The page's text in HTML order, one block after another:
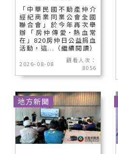
「中華民國不動產仲介
經紀商業同業公會全國
聯合會」於今年再次舉
辦「房仲傳愛˙熱血常
在」820房仲日公益捐血
活動，這...（繼續閱讀）
2026-08-08
觀看人次：
8056
地方新聞